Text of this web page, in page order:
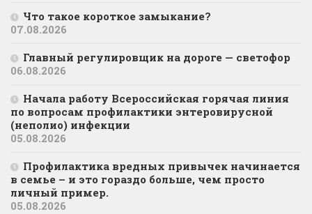
Что такое короткое замыкание?
07.08.2026
Главный регулировщик на дороге — светофор
06.08.2026
Начала работу Всероссийская горячая линия
по вопросам профилактики энтеровирусной
(неполио) инфекции
05.08.2026
Профилактика вредных привычек начинается
в семье – и это гораздо больше, чем просто
личный пример.
05.08.2026